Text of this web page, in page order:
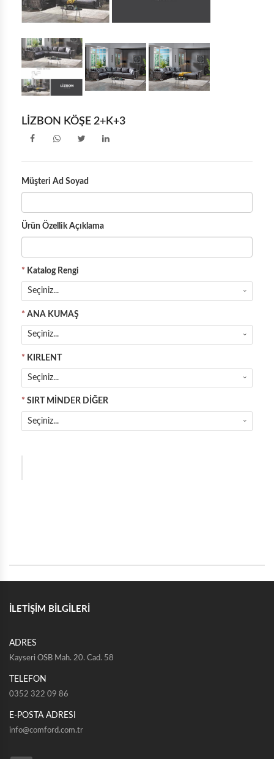
KÖŞE İKİLİ YATAKLI
KÖŞE İKİLİ KASALI
LİZBON KÖŞE 2+K+3
Müşteri Ad Soyad
Ürün Özellik Açıklama
* Katalog Rengi
Seçiniz...
* ANA KUMAŞ
Seçiniz...
* KIRLENT
Seçiniz...
* SIRT MİNDER DİĞER
Seçiniz...
İLETİŞİM BİLGİLERİ
ADRES
Kayseri OSB Mah. 20. Cad. 58
TELEFON
0352 322 09 86
E-POSTA ADRESI
info@comford.com.tr